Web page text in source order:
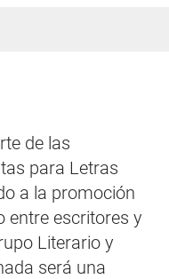
de las
para Letras
a la promoción
entre escritores y
Literario y
será una